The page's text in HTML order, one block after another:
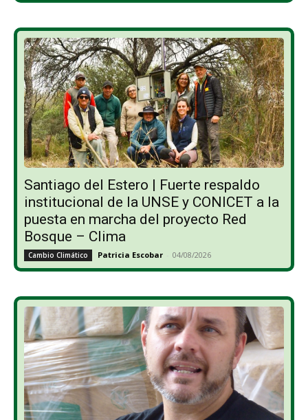
Santiago del Estero | Fuerte respaldo
institucional de la UNSE y CONICET a la
puesta en marcha del proyecto Red
Bosque – Clima
Cambio Climático Patricia Escobar - 04/08/2026